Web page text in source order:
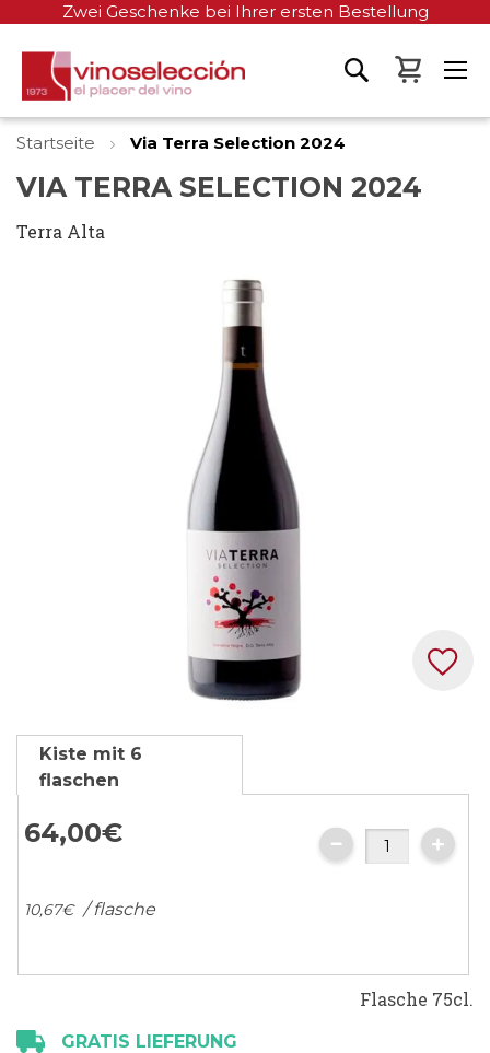
Zwei Geschenke bei Ihrer ersten Bestellung
Mein
Startseite Via Terra Selection 2024
VIA TERRA SELECTION 2024
Terra Alta
Zum
Anfang
der
springen
Kiste mit 6
flaschen
64,00€
10,67€ / flasche
Flasche 75cl.
GRATIS LIEFERUNG